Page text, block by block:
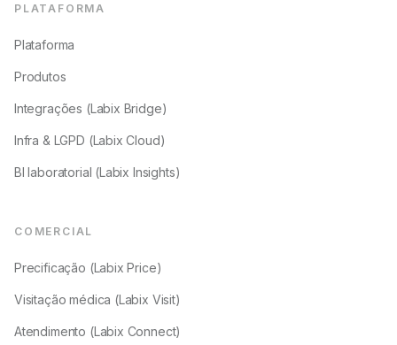
PLATAFORMA
Plataforma
Produtos
Integrações (Labix Bridge)
Infra & LGPD (Labix Cloud)
BI laboratorial (Labix Insights)
COMERCIAL
Precificação (Labix Price)
Visitação médica (Labix Visit)
Atendimento (Labix Connect)